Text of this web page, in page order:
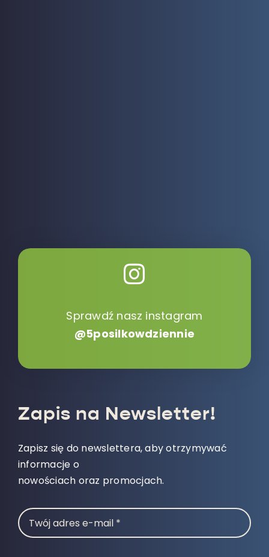
Sprawdź nasz instagram
@5posilkowdziennie
Zapis na Newsletter!
Zapisz się do newslettera, aby otrzymywać
informacje o
nowościach oraz promocjach.